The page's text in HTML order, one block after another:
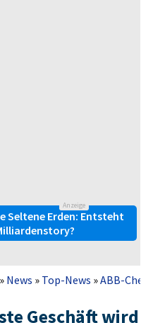
Anzeige
Seltene Erden: Entsteht
» News » Top-News »ABB-
Geschäft wird